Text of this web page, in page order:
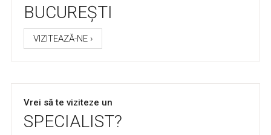
BUCUREȘTI
VIZITEAZĂ-NE ›
Vrei să te viziteze un
SPECIALIST?